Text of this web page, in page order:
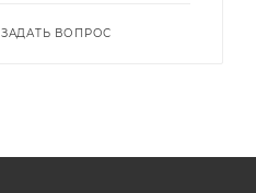
ЗАДАТЬ ВОПРОС